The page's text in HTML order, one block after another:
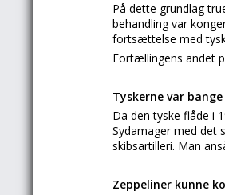
På dette grundlag
behandling var
fortsættelse med
Fortællingens andet
Tyskerne var
Da den tyske flåde i
Sydamager med det
skibsartilleri. Man
Zeppeliner kunne